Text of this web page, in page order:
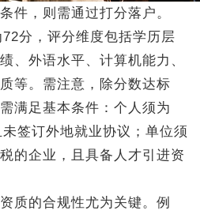
，则需通过打分落户。
分，评分维度包括学历层
、外语水平、计算机能力、
等。需注意，除分数达标
满足基本条件：个人须为
签订外地就业协议；单位须
的企业，且具备人才引进资
的合规性尤为关键。例